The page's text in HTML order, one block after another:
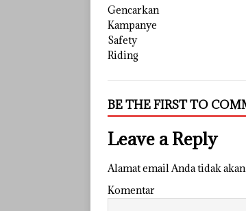
BE THE FIRST TO
Leave a Reply
Alamat email Anda tidak
Komentar